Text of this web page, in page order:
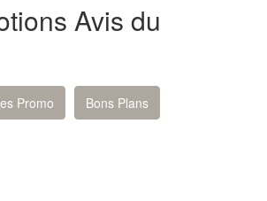
Avis du
Promo Bons Plans